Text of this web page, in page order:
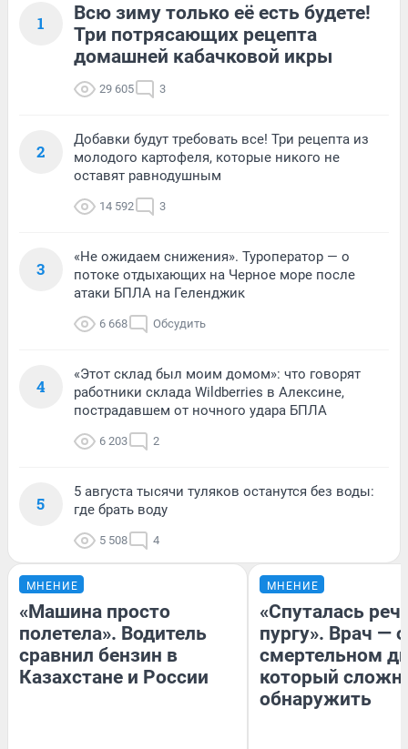
1
Всю зиму только её есть будете!
Три потрясающих рецепта
домашней кабачковой икры
29 605 3
2
Добавки будут требовать все! Три рецепта из
молодого картофеля, которые никого не
оставят равнодушным
14 592 3
3
«Не ожидаем снижения». Туроператор — о
потоке отдыхающих на Черное море после
атаки БПЛА на Геленджик
6 668 Обсудить
4
«Этот склад был моим домом»: что говорят
работники склада Wildberries в Алексине,
пострадавшем от ночного удара БПЛА
6 203 2
5
5 августа тысячи туляков останутся без воды:
где брать воду
5 508 4
МНЕНИЕ
«Машина просто
полетела». Водитель
сравнил бензин в
Казахстане и России
МНЕНИЕ
«Спуталась
пургу». Врач — о
смертельном
который
обнаружить